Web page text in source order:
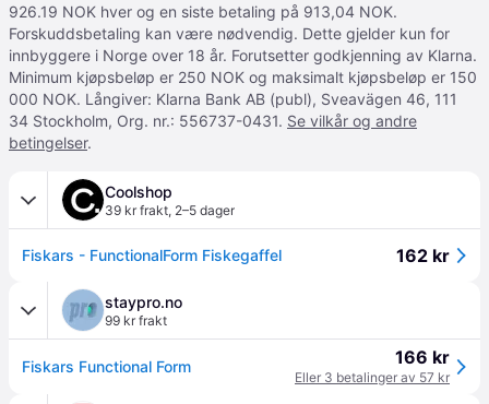
926.19 NOK hver og en siste betaling på 913,04 NOK.
Forskuddsbetaling kan være nødvendig. Dette gjelder kun for
innbyggere i Norge over 18 år. Forutsetter godkjenning av Klarna.
Minimum kjøpsbeløp er 250 NOK og maksimalt kjøpsbeløp er 150
000 NOK. Långiver: Klarna Bank AB (publ), Sveavägen 46, 111
34 Stockholm, Org. nr.: 556737-0431. Se vilkår og andre
betingelser.
Coolshop
39 kr frakt, 2–5 dager
Fiskars - FunctionalForm Fiskegaffel 162 kr
staypro.no
99 kr frakt
Fiskars Functional Form 166 kr
Eller 3 betalinger av 57 kr